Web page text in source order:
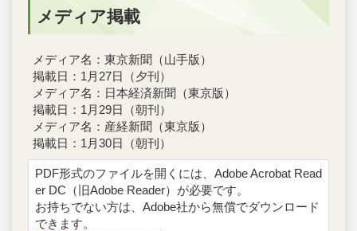
メディア掲載
メディア名：東京新聞（山手版）
掲載日：1月27日（夕刊）
メディア名：日本経済新聞（東京版）
掲載日：1月29日（朝刊）
メディア名：産経新聞（東京版）
掲載日：1月30日（朝刊）
PDF形式のファイルを開くには、Adobe Acrobat Read
er DC（旧Adobe Reader）が必要です。
お持ちでない方は、Adobe社から無償でダウンロード
できます。